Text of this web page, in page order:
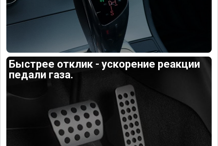
Быстрее отклик - ускорение реакции
педали газа.